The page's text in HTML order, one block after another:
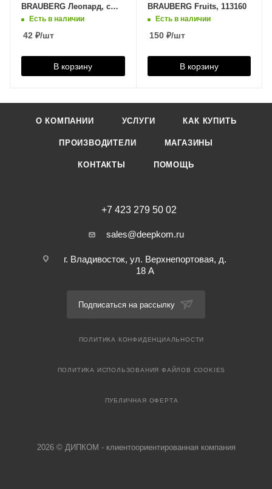
BRAUBERG Леопард, с
декоративным шнурком,
Есть в наличии
42 ₽/шт
В корзину
BRAUBERG Fruits, 113160
Есть в наличии
150₽/шт
В корзину
О КОМПАНИИ УСЛУГИ КАК КУПИТЬ
ПРОИЗВОДИТЕЛИ МАГАЗИНЫ
КОНТАКТЫ ПОМОЩЬ
+7 423 279 50 02
sales@deepkom.ru
г. Владивосток, ул. Верхнепортовая, д.
18 А
Подписаться на рассылку
ПОЛИТИКА КОНФИДЕНЦИАЛЬНОСТИ
ПОЛИТИКА ИСПОЛЬЗОВАНИЯ ФАЙЛОВ COOKIES
ПУБЛИЧНАЯ ОФЕРТА
2026 © ДИПКОМ - клиентоориентированная компания